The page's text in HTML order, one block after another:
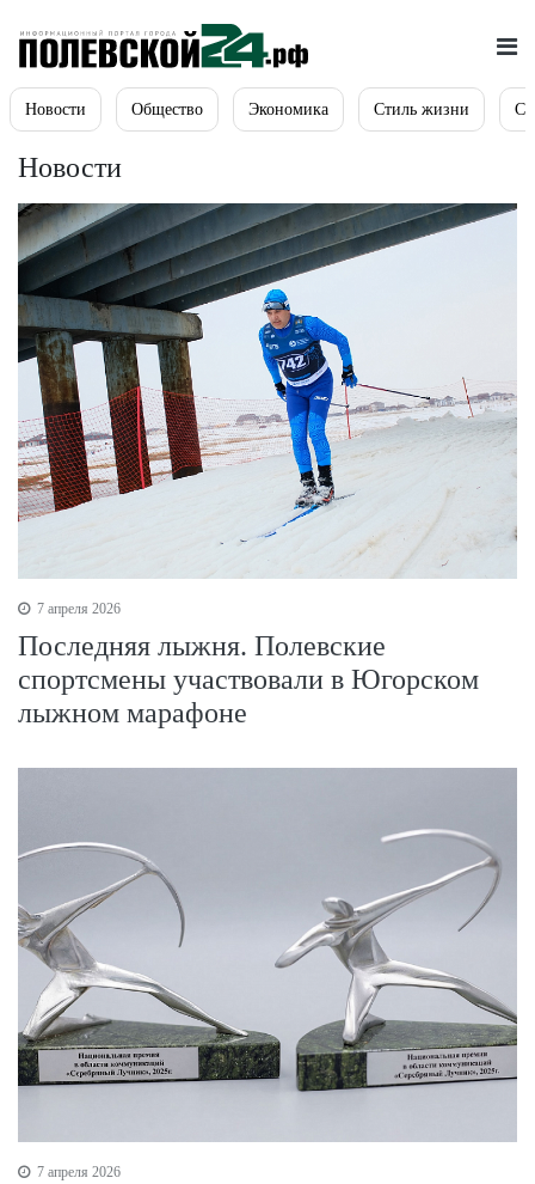
Новости Общество Экономика Стиль жизни
Новости
7 апреля 2026
Последняя лыжня. Полевские
спортсмены участвовали в Югорском
лыжном марафоне
7 апреля 2026